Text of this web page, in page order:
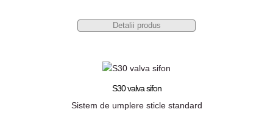
Detalii produs
S30 valva sifon
Sistem de umplere sticle standard